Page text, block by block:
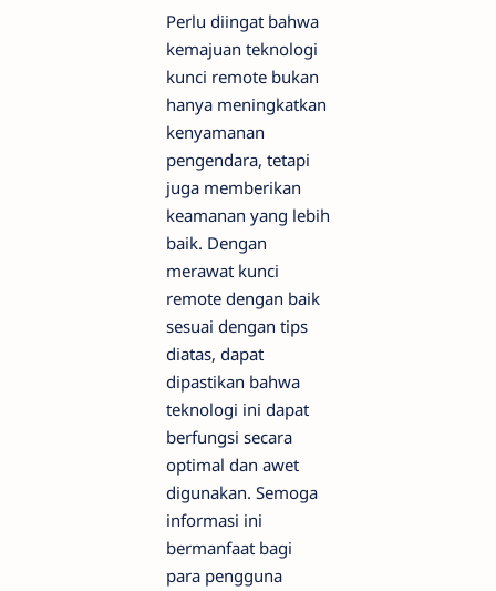
Perlu diingat bahwa
kemajuan teknologi
kunci remote bukan
hanya meningkatkan
kenyamanan
pengendara, tetapi
juga memberikan
keamanan yang lebih
baik. Dengan
merawat kunci
remote dengan baik
sesuai dengan tips
diatas, dapat
dipastikan bahwa
teknologi ini dapat
berfungsi secara
optimal dan awet
digunakan. Semoga
informasi ini
bermanfaat bagi
para pengguna